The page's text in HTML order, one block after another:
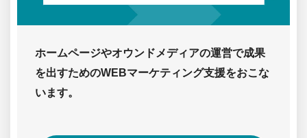
た
WEB
ホームページやオウンドメディアの運営で成果
を出すためのWEBマーケティング支援をおこな
います。